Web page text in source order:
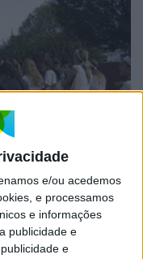
e/ou acedemos
e processamos
e informações
publicidade e
e
superior
vão